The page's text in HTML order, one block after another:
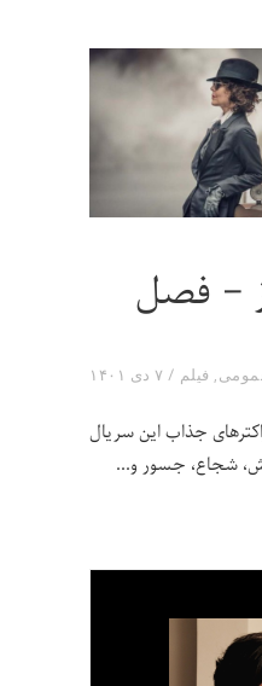
– فصل
۷ دی ۱۴۰۱ , فیلم
جذاب این سریال
شجاع، جسور و